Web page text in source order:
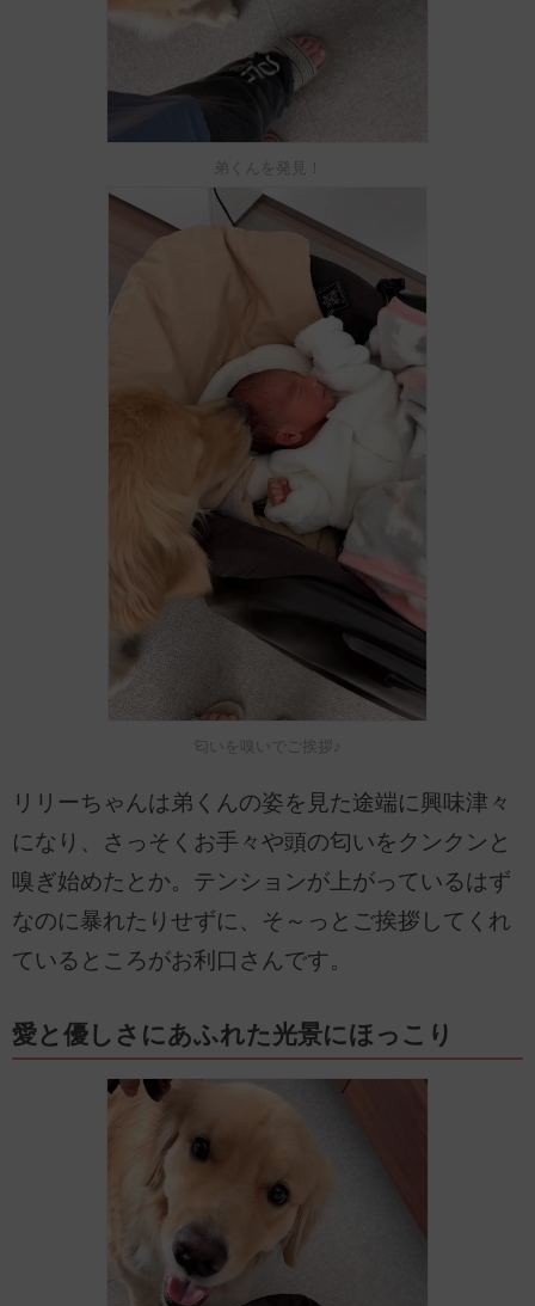
弟くんを発見！
匂いを嗅いでご挨拶♪
リリーちゃんは弟くんの姿を見た途端に興味津々
になり、さっそくお手々や頭の匂いをクンクンと
嗅ぎ始めたとか。テンションが上がっているはず
なのに暴れたりせずに、そ～っとご挨拶してくれ
ているところがお利口さんです。
愛と優しさにあふれた光景にほっこり